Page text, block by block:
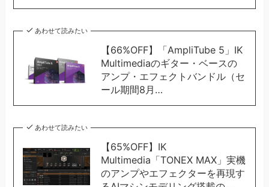
あわせて読みたい
【66%OFF】「AmpliTube 5」IK
Multimediaのギター・ベースの
アンプ・エフェクトバンドル（セ
ール期間8月…
あわせて読みたい
【65%OFF】IK
Multimedia「TONEX MAX」実機
のアンプやエフェクターを再現す